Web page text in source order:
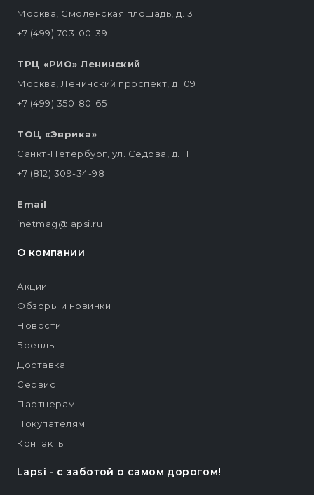
Lapsi - c заботой о самом дорогом!
Москва, Смоленская площадь, д. 3
+7 (499) 703-00-39
ТРЦ «РИО» Ленинский
Москва, Ленинский проспект, д.109
+7 (499) 350-80-65
ТОЦ «Эврика»
Санкт-Петербург, ул. Седова, д. 11
+7 (812) 309-34-98
Email
inetmag@lapsi.ru
О компании
Акции
Обзоры и новинки
Новости
Бренды
Доставка
Сервис
Партнерам
Покупателям
Контакты